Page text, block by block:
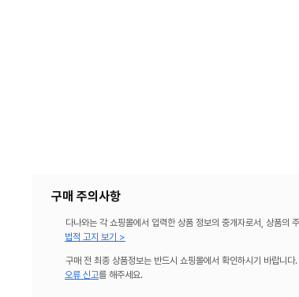
구매 주의사항
다나와는 각 쇼핑몰에서 입력한 상품 정보의 중개자로서, 상품의
법적 고지 보기 >
구매 전 최종 상품정보는 반드시 쇼핑몰에서 확인하시기 바랍니
오류 신고를 해주세요.